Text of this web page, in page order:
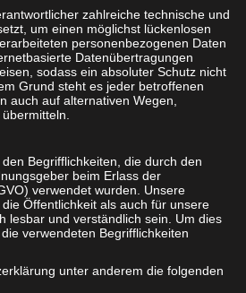
zahlreiche technische und
um einen möglichst lückenlosen
personenbezogenen Daten
Datenübertragungen
sodass ein absoluter Schutz nicht
Grund steht es jeder betroffenen
auch auf alternativen Wegen,
Begrifflichkeiten, die durch den
beim Erlass der
verwendet wurden. Unsere
Öffentlichkeit als auch für unsere
lesbar und verständlich sein. Um dies
verwendeten Begrifflichkeiten
unter anderem die folgenden